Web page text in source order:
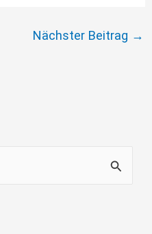
Nächster Beitrag →